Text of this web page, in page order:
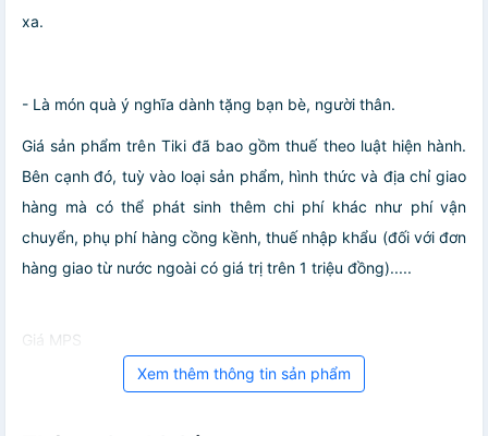
xa.
- Là món quà ý nghĩa dành tặng bạn bè, người thân.
Giá sản phẩm trên Tiki đã bao gồm thuế theo luật hiện hành.
Bên cạnh đó, tuỳ vào loại sản phẩm, hình thức và địa chỉ giao
hàng mà có thể phát sinh thêm chi phí khác như phí vận
chuyển, phụ phí hàng cồng kềnh, thuế nhập khẩu (đối với đơn
hàng giao từ nước ngoài có giá trị trên 1 triệu đồng).....
Giá MPS
Xem thêm thông tin sản phẩm